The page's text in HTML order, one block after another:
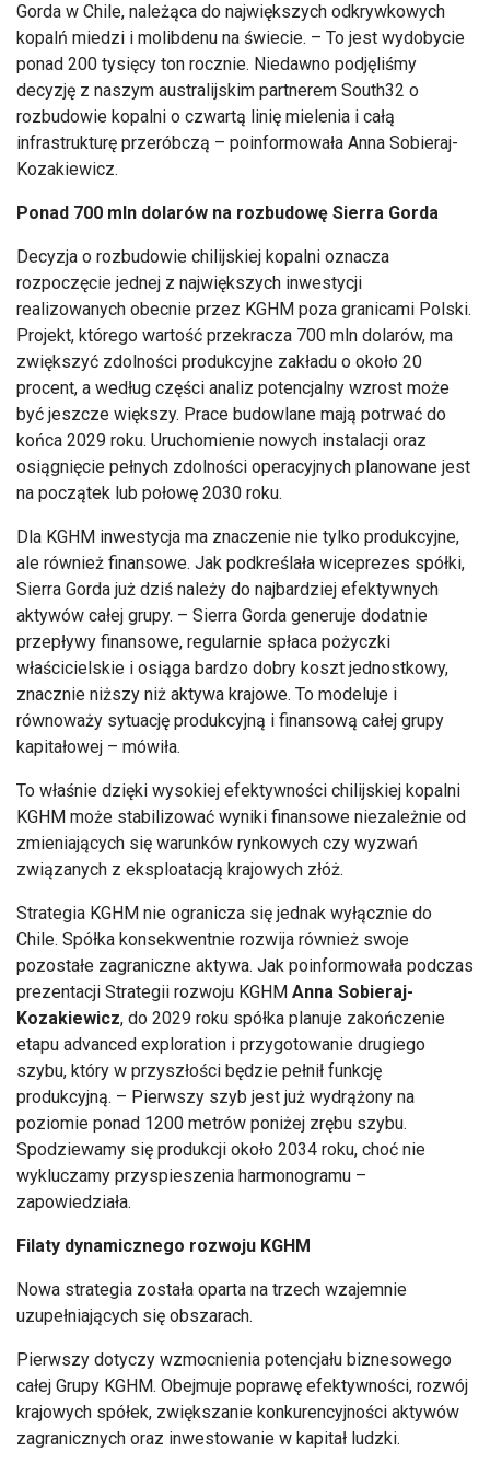
Gorda w Chile, należąca do największych odkrywkowych
kopalń miedzi i molibdenu na świecie. – To jest wydobycie
ponad 200 tysięcy ton rocznie. Niedawno podjęliśmy
decyzję z naszym australijskim partnerem South32 o
rozbudowie kopalni o czwartą linię mielenia i całą
infrastrukturę przeróbczą – poinformowała Anna Sobieraj-
Kozakiewicz.
Ponad 700 mln dolarów na rozbudowę Sierra Gorda
Decyzja o rozbudowie chilijskiej kopalni oznacza
rozpoczęcie jednej z największych inwestycji
realizowanych obecnie przez KGHM poza granicami Polski.
Projekt, którego wartość przekracza 700 mln dolarów, ma
zwiększyć zdolności produkcyjne zakładu o około 20
procent, a według części analiz potencjalny wzrost może
być jeszcze większy. Prace budowlane mają potrwać do
końca 2029 roku. Uruchomienie nowych instalacji oraz
osiągnięcie pełnych zdolności operacyjnych planowane jest
na początek lub połowę 2030 roku.
Dla KGHM inwestycja ma znaczenie nie tylko produkcyjne,
ale również finansowe. Jak podkreślała wiceprezes spółki,
Sierra Gorda już dziś należy do najbardziej efektywnych
aktywów całej grupy. – Sierra Gorda generuje dodatnie
przepływy finansowe, regularnie spłaca pożyczki
właścicielskie i osiąga bardzo dobry koszt jednostkowy,
znacznie niższy niż aktywa krajowe. To modeluje i
równoważy sytuację produkcyjną i finansową całej grupy
kapitałowej – mówiła.
To właśnie dzięki wysokiej efektywności chilijskiej kopalni
KGHM może stabilizować wyniki finansowe niezależnie od
zmieniających się warunków rynkowych czy wyzwań
związanych z eksploatacją krajowych złóż.
Strategia KGHM nie ogranicza się jednak wyłącznie do
Chile. Spółka konsekwentnie rozwija również swoje
pozostałe zagraniczne aktywa. Jak poinformowała podczas
prezentacji Strategii rozwoju KGHM Anna Sobieraj-
Kozakiewicz, do 2029 roku spółka planuje zakończenie
etapu advanced exploration i przygotowanie drugiego
szybu, który w przyszłości będzie pełnił funkcję
produkcyjną. – Pierwszy szyb jest już wydrążony na
poziomie ponad 1200 metrów poniżej zrębu szybu.
Spodziewamy się produkcji około 2034 roku, choć nie
wykluczamy przyspieszenia harmonogramu –
zapowiedziała.
Filaty dynamicznego rozwoju KGHM
Nowa strategia została oparta na trzech wzajemnie
uzupełniających się obszarach.
Pierwszy dotyczy wzmocnienia potencjału biznesowego
całej Grupy KGHM. Obejmuje poprawę efektywności, rozwój
krajowych spółek, zwiększanie konkurencyjności aktywów
zagranicznych oraz inwestowanie w kapitał ludzki.